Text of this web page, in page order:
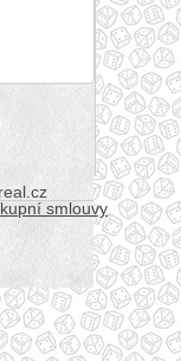
smlouvy